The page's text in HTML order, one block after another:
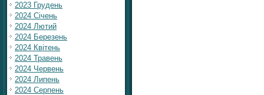
2023 Грудень
2024 Січень
2024 Лютий
2024 Березень
2024 Квітень
2024 Травень
2024 Червень
2024 Липень
2024 Серпень